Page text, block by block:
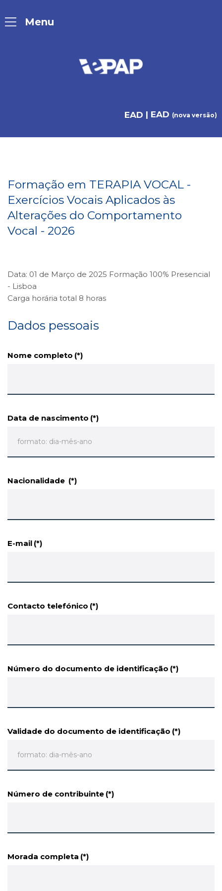
EAD | EAD (nova versão)
Formação em TERAPIA VOCAL -
Exercícios Vocais Aplicados às
Alterações do Comportamento
Vocal - 2026
Data: 01 de Março de 2025 Formação 100% Presencial
- Lisboa
Carga horária total 8 horas
Dados pessoais
Nome completo (*)
Data de nascimento (*)
Nacionalidade (*)
E-mail (*)
Contacto telefónico (*)
Número do documento de identificação (*)
Validade do documento de identificação (*)
Número de contribuinte (*)
Morada completa (*)